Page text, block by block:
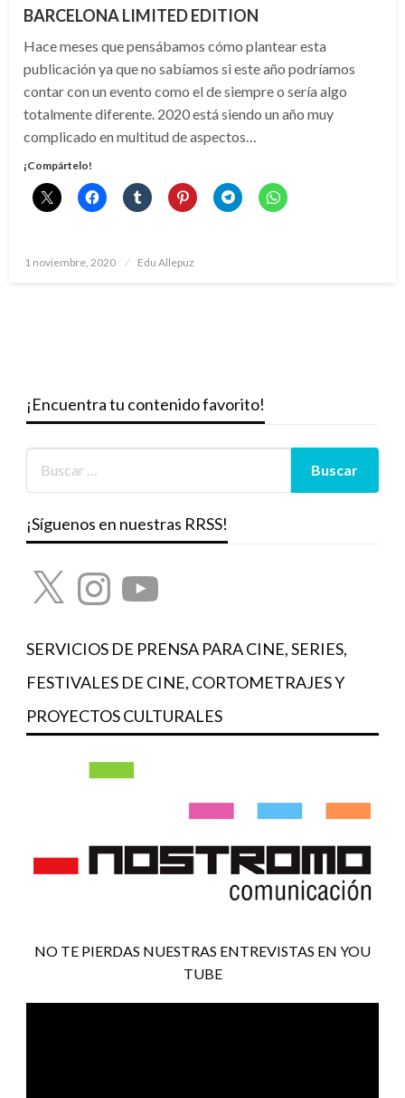
BARCELONA LIMITED EDITION
Hace meses que pensábamos cómo plantear esta
publicación ya que no sabíamos si este año podríamos
contar con un evento como el de siempre o sería algo
totalmente diferente. 2020 está siendo un año muy
complicado en multitud de aspectos…
¡Compártelo!
Publicado
1 noviembre, 2020 Edu Allepuz
¡Encuentra tu contenido favorito!
¡Síguenos en nuestras RRSS!
X InstagramYouTube
SERVICIOS DE PRENSA PARA CINE, SERIES,
FESTIVALES DE CINE, CORTOMETRAJES Y
PROYECTOS CULTURALES
NO TE PIERDAS NUESTRAS ENTREVISTAS EN YOU
TUBE